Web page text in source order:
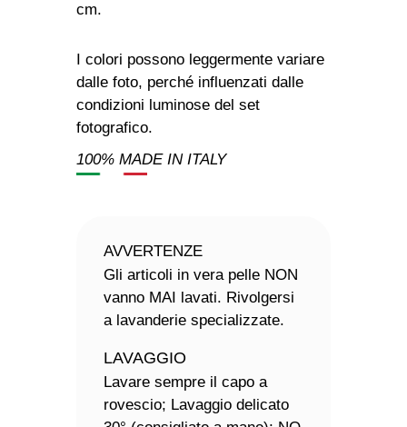
cm.
I colori possono leggermente variare
dalle foto, perché influenzati dalle
condizioni luminose del set
fotografico.
100% MADE IN ITALY
AVVERTENZE
Gli articoli in vera pelle NON
vanno MAI lavati. Rivolgersi
a lavanderie specializzate.
LAVAGGIO
Lavare sempre il capo a
rovescio; Lavaggio delicato